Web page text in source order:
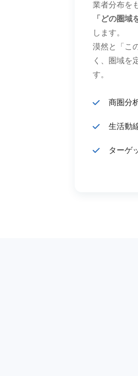
業者分布を
「どの圏域
します。
漠然と「こ
く、圏域を
す。
商圏分
生活動
ターゲ